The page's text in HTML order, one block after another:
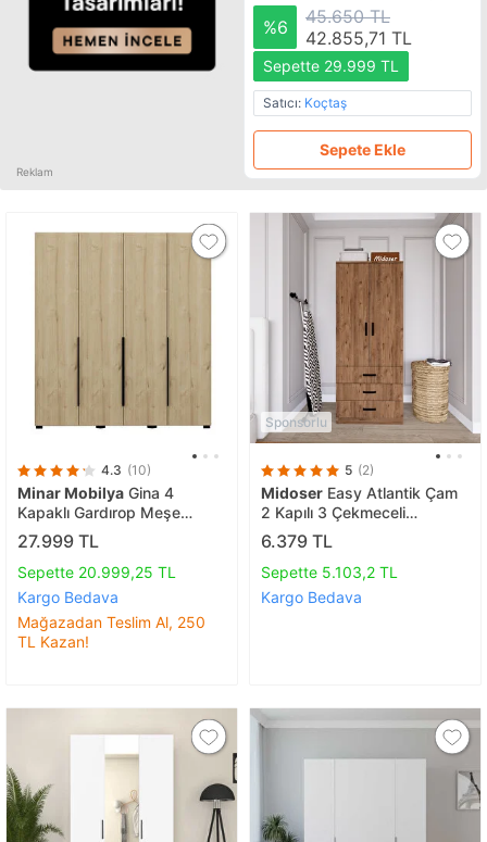
Reklam
%6
45.650 TL
42.855,71 TL
Sepette 29.999 TL
Satıcı: Koçtaş
Sepete Ekle
4.3 (10)
Minar Mobilya Gina 4
Kapaklı Gardırop Meşe
180x52x200 cm
27.999 TL
Sepette 20.999,25 TL
Kargo Bedava
Mağazadan Teslim Al, 250
TL Kazan!
Sponsorlu
5 (2)
Midoser Easy Atlantik Çam
2 Kapılı 3 Çekmeceli
Gardırop
6.379 TL
Sepette 5.103,2 TL
Kargo Bedava